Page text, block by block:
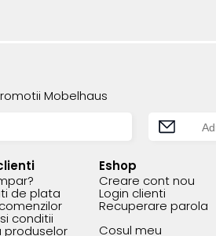
Mobelhaus
de plata
conditii
produselor
Eshop
Creare cont nou
Login clienti
Recuperare parola
Cosul meu